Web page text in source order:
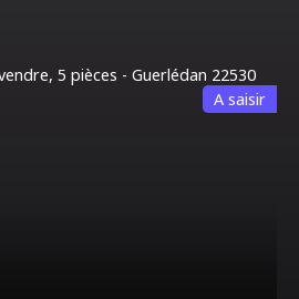
A saisir